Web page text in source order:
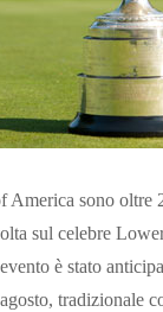
sono
sul celebre
è stato
tradizionale